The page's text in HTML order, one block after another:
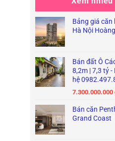
Bảng giá căn
Hà Nội
Bán đất Ô
8,2m | 7,3 tỷ -
hệ
7.300.000.000
Bán căn
Grand Coast